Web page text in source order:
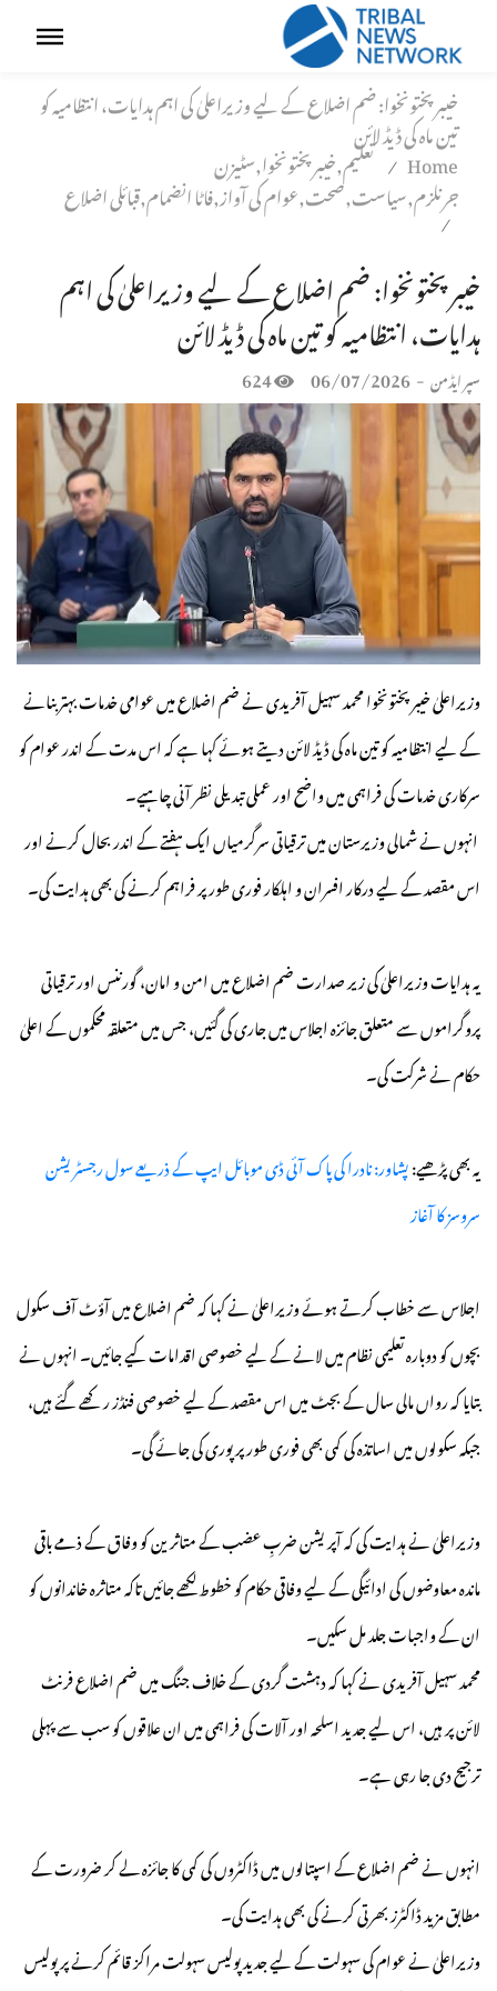
خیبرپختونخوا: ضم اضلاع کے لیے وزیراعلیٰ کی اہم ہدایات، انتظامیہ کو
تین ماہ کی ڈیڈ لائن
Home
/ تعلیم,خیبر پختونخوا,سٹیزن
جرنلزم,سیاست,صحت,عوام کی آواز,فاٹا انضمام,قبائلی اضلاع
/
خیبرپختونخوا: ضم اضلاع کے لیے وزیراعلیٰ کی اہم
ہدایات، انتظامیہ کو تین ماہ کی ڈیڈ لائن
سپر ایڈمن -
06/07/2026
وزیراعلیٰ خیبرپختونخوا محمد سہیل آفریدی نے ضم اضلاع میں عوامی خدمات بہتر بنانے
کے لیے انتظامیہ کو تین ماہ کی ڈیڈ لائن دیتے ہوئے کہا ہے کہ اس مدت کے اندر عوام کو
سرکاری خدمات کی فراہمی میں واضح اور عملی تبدیلی نظر آنی چاہیے۔
انہوں نے شمالی وزیرستان میں ترقیاتی سرگرمیاں ایک ہفتے کے اندر بحال کرنے اور
اس مقصد کے لیے درکار افسران و اہلکار فوری طور پر فراہم کرنے کی بھی ہدایت کی۔
یہ ہدایات وزیراعلیٰ کی زیر صدارت ضم اضلاع میں امن و امان، گورننس اور ترقیاتی
پروگراموں سے متعلق جائزہ اجلاس میں جاری کی گئیں، جس میں متعلقہ محکموں کے اعلیٰ
حکام نے شرکت کی۔
یہ بھی پڑھیے:پشاور: نادرا کی پاک آئی ڈی موبائل ایپ کے ذریعے سول رجسٹریشن
سروسز کا آغاز
اجلاس سے خطاب کرتے ہوئے وزیراعلیٰ نے کہا کہ ضم اضلاع میں آؤٹ آف سکول
بچوں کو دوبارہ تعلیمی نظام میں لانے کے لیے خصوصی اقدامات کیے جائیں۔ انہوں نے
بتایا کہ رواں مالی سال کے بجٹ میں اس مقصد کے لیے خصوصی فنڈز رکھے گئے ہیں،
جبکہ سکولوں میں اساتذہ کی کمی بھی فوری طور پر پوری کی جائے گی۔
وزیراعلیٰ نے ہدایت کی کہ آپریشن ضربِ عضب کے متاثرین کو وفاق کے ذمے باقی
ماندہ معاوضوں کی ادائیگی کے لیے وفاقی حکام کو خطوط لکھے جائیں تاکہ متاثرہ خاندانوں کو
ان کے واجبات جلد مل سکیں۔
محمد سہیل آفریدی نے کہا کہ دہشت گردی کے خلاف جنگ میں ضم اضلاع فرنٹ
لائن پر ہیں، اس لیے جدید اسلحہ اور آلات کی فراہمی میں ان علاقوں کو سب سے پہلی
ترجیح دی جا رہی ہے۔
انہوں نے ضم اضلاع کے اسپتالوں میں ڈاکٹروں کی کمی کا جائزہ لے کر ضرورت کے
مطابق مزید ڈاکٹرز بھرتی کرنے کی بھی ہدایت کی۔
وزیراعلیٰ نے عوام کی سہولت کے لیے جدید پولیس سہولت مراکز قائم کرنے پر پولیس